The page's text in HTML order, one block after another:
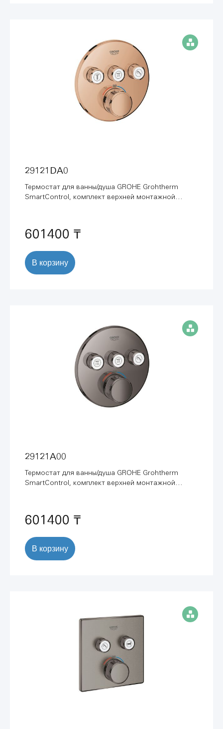
29121DA0
Термостат для ванны/душа GROHE Grohtherm
SmartControl, комплект верхней монтажной
601400 ₸
В корзину
29121A00
Термостат для ванны/душа GROHE Grohtherm
SmartControl, комплект верхней монтажной
601400 ₸
В корзину